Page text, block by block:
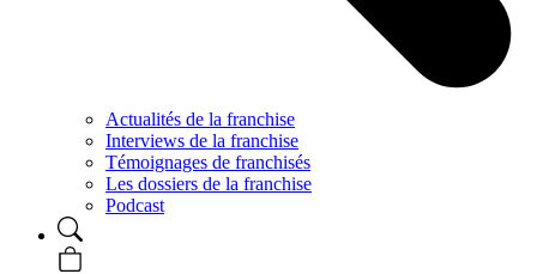
Actualités de la franchise
Interviews de la franchise
Témoignages de franchisés
Les dossiers de la franchise
Podcast